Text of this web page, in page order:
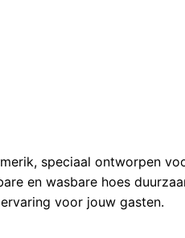
speciaal ontworpen
en wasbare hoes
voor jouw gasten.